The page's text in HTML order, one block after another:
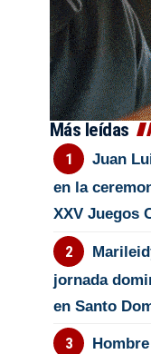
Más leídas
Juan
en la
XXV Juegos
jornada
en Santo